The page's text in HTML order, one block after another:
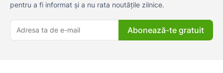
pentru a fi informat și a nu rata noutățile zilnice.
Abonează-te gratuit